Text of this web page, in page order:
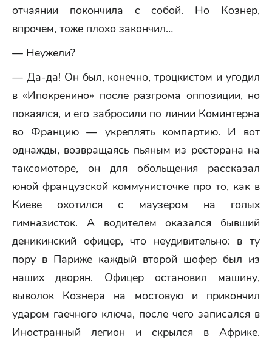
отчаянии покончила с собой. Но Кознер,
впрочем, тоже плохо закончил…
— Неужели?
— Да-да! Он был, конечно, троцкистом и угодил
в «Ипокренино» после разгрома оппозиции, но
покаялся, и его забросили по линии Коминтерна
во Францию — укреплять компартию. И вот
однажды, возвращаясь пьяным из ресторана на
таксомоторе, он для обольщения рассказал
юной французской коммунисточке про то, как в
Киеве охотился с маузером на голых
гимназисток. А водителем оказался бывший
деникинский офицер, что неудивительно: в ту
пору в Париже каждый второй шофер был из
наших дворян. Офицер остановил машину,
выволок Кознера на мостовую и прикончил
ударом гаечного ключа, после чего записался в
Иностранный легион и скрылся в Африке.